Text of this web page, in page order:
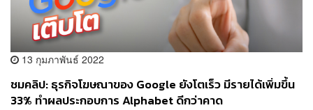
13 กุมภาพันธ์ 2022
ชมคลิป: ธุรกิจโฆษณาของ Google ยังโตเร็ว มีรายได้เพิ่มขึ้น
33% ทำผลประกอบการ Alphabet ดีกว่าคาด